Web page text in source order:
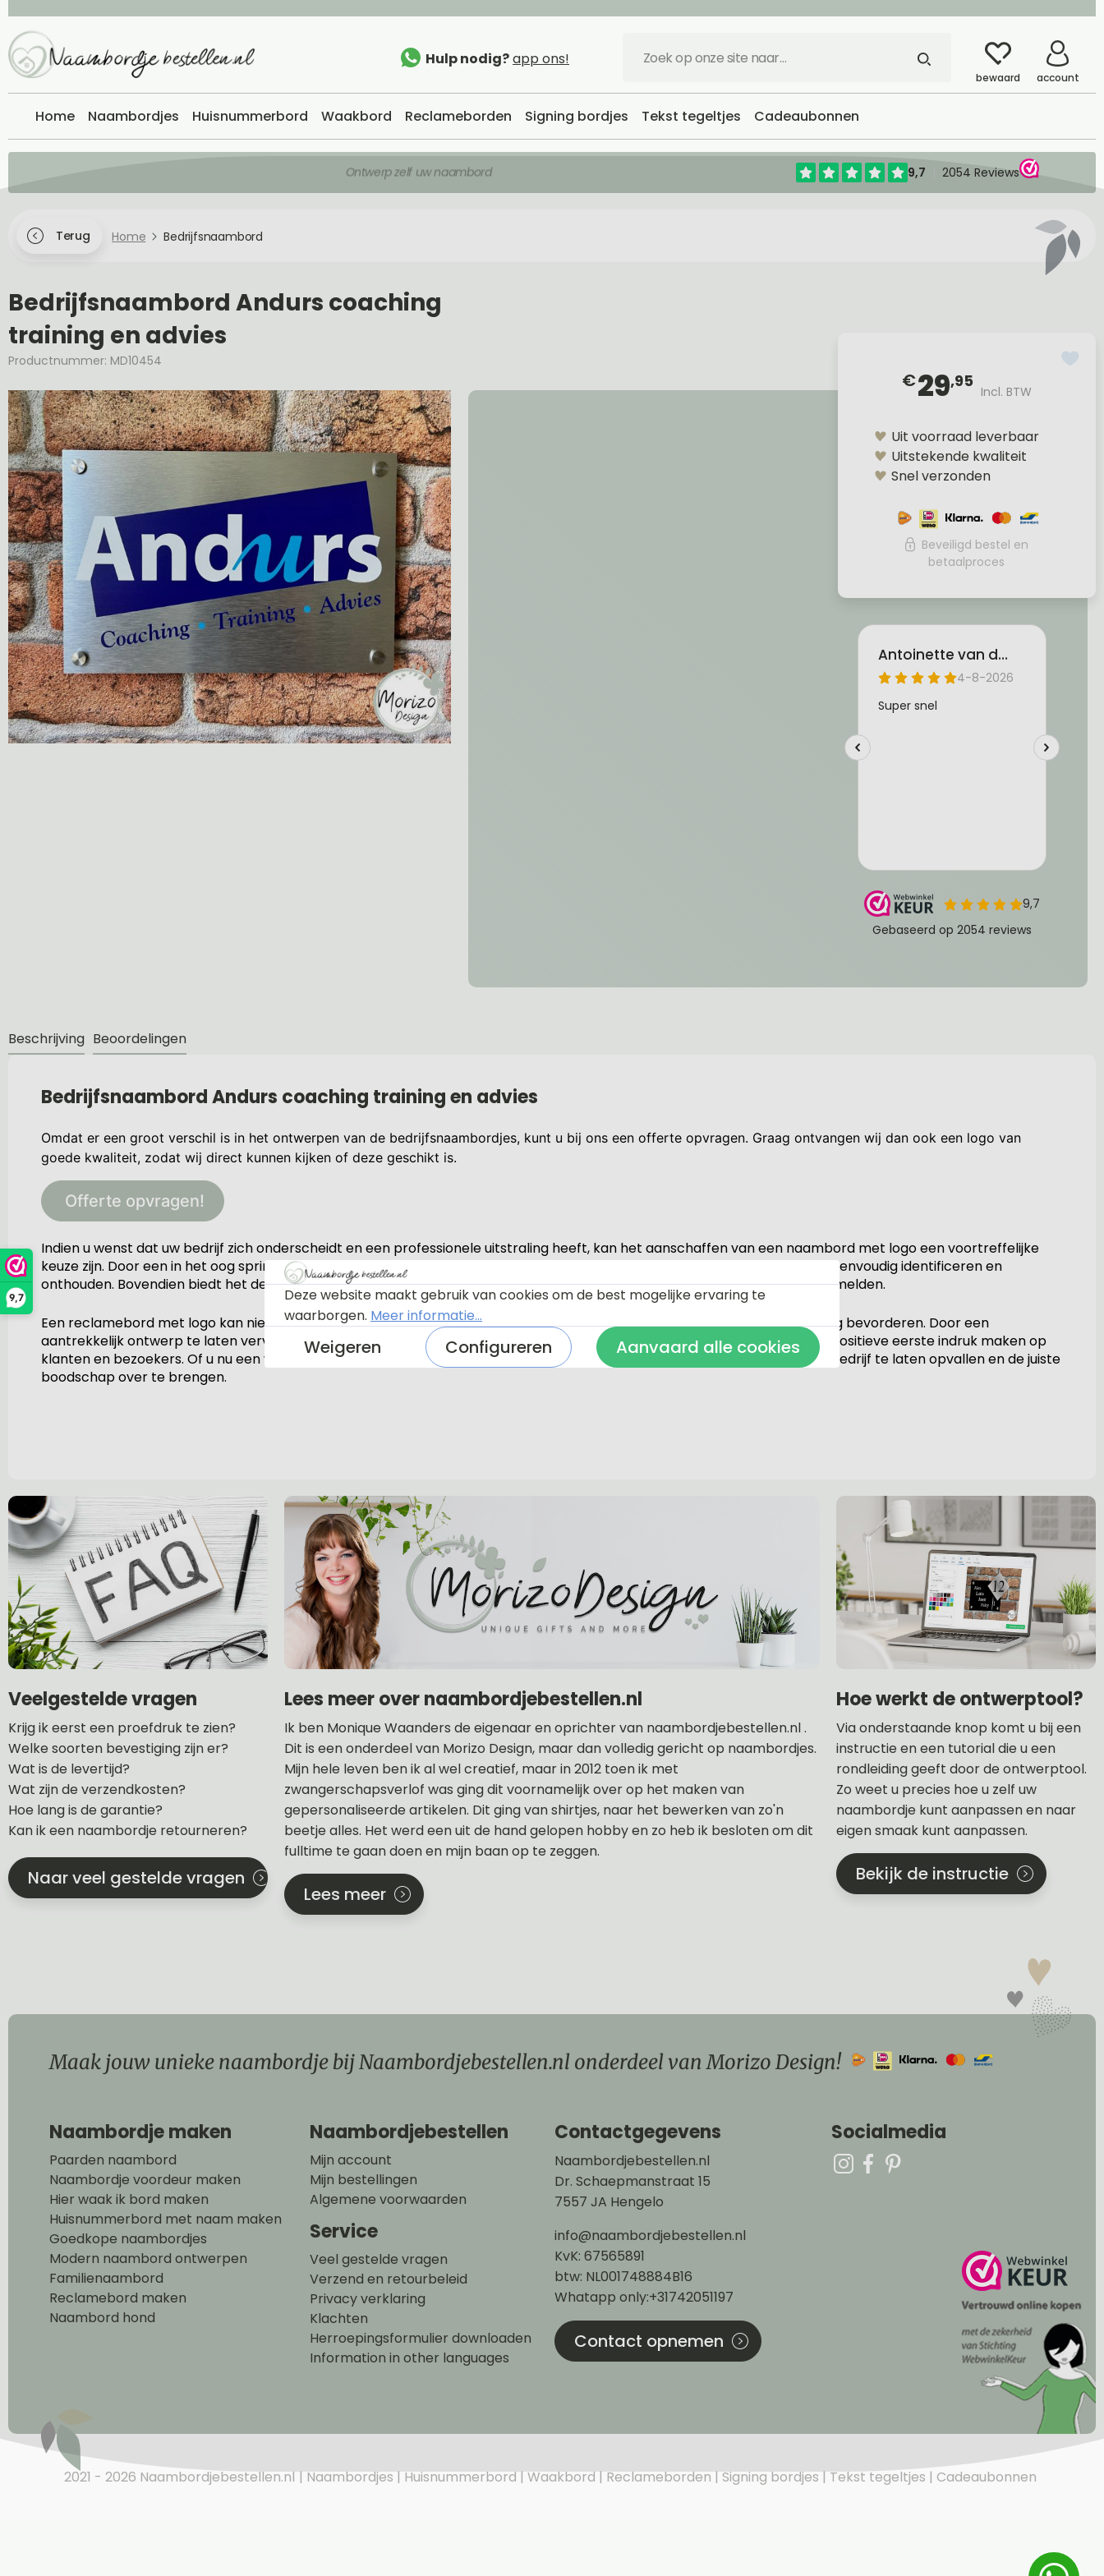
9,7
Hulp nodig?app ons!
bewaard account
Home Naambordjes Huisnummerbord Waakbord Reclameborden Signing bordjes Tekst tegeltjes Cadeaubonnen
Ontwerp zelf uw naambord
Terug Home Bedrijfsnaambord
Bedrijfsnaambord Andurs coaching
training en advies
Productnummer: MD10454
€29,95
Incl. BTW
Uit voorraad leverbaar
Uitstekende kwaliteit
Snel verzonden
Beveiligd bestel en
betaalproces
Beschrijving Beoordelingen
Bedrijfsnaambord Andurs coaching training en advies
Omdat er een groot verschil is in het ontwerpen van de bedrijfsnaambordjes, kunt u bij ons een offerte opvragen. Graag ontvangen wij dan ook een logo van
goede kwaliteit, zodat wij direct kunnen kijken of deze geschikt is.
Offerte opvragen!
Indien u wenst dat uw bedrijf zich onderscheidt en een professionele uitstraling heeft, kan het aanschaffen van een naambord met logo een voortreffelijke
keuze zijn. Door een in het oog springend naambord met uw logo te plaatsen, kunnen voorbijgangers en klanten uw bedrijf eenvoudig identificeren en
onthouden. Bovendien biedt het de mogelijkheid om essentiële informatie, zoals de ingangslocatie, op het naambord te vermelden.
Een reclamebord met logo kan niet alleen de zichtbaarheid van uw bedrijf vergroten, maar ook een professionele uitstraling bevorderen. Door een
aantrekkelijk ontwerp te laten vervaardigen, waarbij zelfs details zoals de ingangslocatie worden geïntegreerd, kunt u een positieve eerste indruk maken op
klanten en bezoekers. Of u nu een winkel, kantoor of restaurant bezit, een gepersonaliseerd naambord kan helpen om uw bedrijf te laten opvallen en de juiste
boodschap over te brengen.
Veelgestelde vragen
Krijg ik eerst een proefdruk te zien?
Welke soorten bevestiging zijn er?
Wat is de levertijd?
Wat zijn de verzendkosten?
Hoe lang is de garantie?
Kan ik een naambordje retourneren?
Naar veel gestelde vragen
Lees meer over naambordjebestellen.nl
Ik ben Monique Waanders de eigenaar en oprichter van naambordjebestellen.nl .
Dit is een onderdeel van Morizo Design, maar dan volledig gericht op naambordjes.
Mijn hele leven ben ik al wel creatief, maar in 2012 toen ik met
zwangerschapsverlof was ging dit voornamelijk over op het maken van
gepersonaliseerde artikelen. Dit ging van shirtjes, naar het bewerken van zo'n
beetje alles. Het werd een uit de hand gelopen hobby en zo heb ik besloten om dit
fulltime te gaan doen en mijn baan op te zeggen.
Lees meer
Hoe werkt de ontwerptool?
Via onderstaande knop komt u bij een
instructie en een tutorial die u een
rondleiding geeft door de ontwerptool.
Zo weet u precies hoe u zelf uw
naambordje kunt aanpassen en naar
eigen smaak kunt aanpassen.
Bekijk de instructie
Maak jouw unieke naambordje bij Naambordjebestellen.nl onderdeel van Morizo Design!
Naambordje maken
Paarden naambord
Naambordje voordeur maken
Hier waak ik bord maken
Huisnummerbord met naam maken
Goedkope naambordjes
Modern naambord ontwerpen
Familienaambord
Reclamebord maken
Naambord hond
Naambordjebestellen
Mijn account
Mijn bestellingen
Algemene voorwaarden
Service
Veel gestelde vragen
Verzend en retourbeleid
Privacy verklaring
Klachten
Herroepingsformulier downloaden
Information in other languages
Contactgegevens
Naambordjebestellen.nl
Dr. Schaepmanstraat 15
7557 JA Hengelo
info@naambordjebestellen.nl
KvK: 67565891
btw: NL001748884B16
Whatapp only:+31742051197
Contact opnemen
Socialmedia
2021 - 2026 Naambordjebestellen.nl Naambordjes Huisnummerbord Waakbord Reclameborden Signing bordjes Tekst tegeltjes Cadeaubonnen
Deze website maakt gebruik van cookies om de best mogelijke ervaring te
waarborgen. Meer informatie...
Weigeren Configureren Aanvaard alle cookies